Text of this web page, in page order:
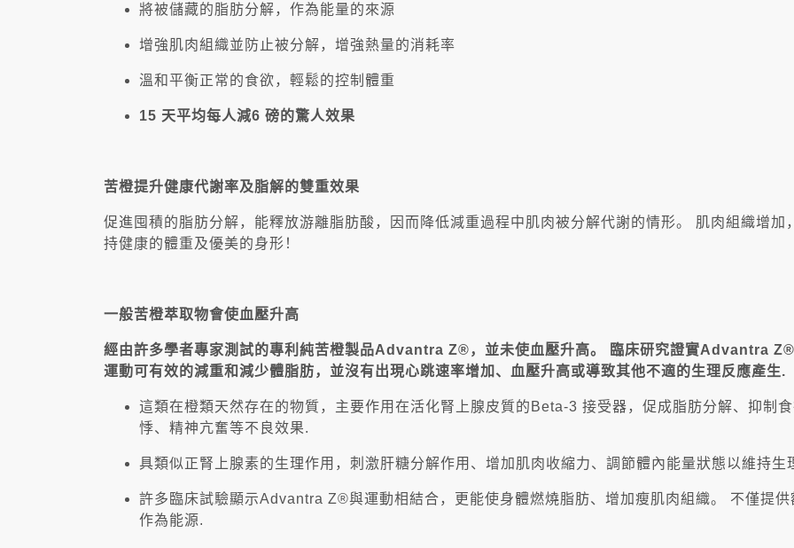
將被儲藏的脂肪分解，作為能量的來源
增強肌肉組織並防止被分解，增強熱量的消耗率
溫和平衡正常的食欲，輕鬆的控制體重
15 天平均每人減6 磅的驚人效果
苦橙提升健康代謝率及脂解的雙重效果
促進囤積的脂肪分解，能釋放游離脂肪酸，因而降低減重過程中肌肉被分解代謝的情形。 肌肉組織增
持健康的體重及優美的身形！
一般苦橙萃取物會使血壓升高
經由許多學者專家測試的專利純苦橙製品Advantra Z®，並未使血壓升高。 臨床研究證實Advantra
運動可有效的減重和減少體脂肪，並沒有出現心跳速率增加、血壓升高或導致其他不適的生理反應產生.
這類在橙類天然存在的物質，主要作用在活化腎上腺皮質的Beta-3 接受器，促成脂肪分解、抑制
悸、精神亢奮等不良效果.
具類似正腎上腺素的生理作用，刺激肝糖分解作用、增加肌肉收縮力、調節體內能量狀態以維持生
許多臨床試驗顯示Advantra Z®與運動相結合，更能使身體燃燒脂肪、增加瘦肌肉組織。 不僅提
作為能源.